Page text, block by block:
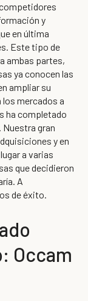
y
en última
Este tipo de
ambas partes,
ya conocen las
ampliar su
los mercados a
ha completado
gran
y en
a varias
que decidieron
A
de éxito.
Occam